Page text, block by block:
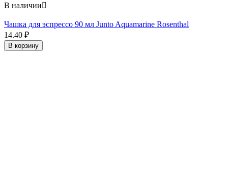
В наличии
Чашка для эспрессо 90 мл Junto Aquamarine Rosenthal
14.40 ₽
В корзину